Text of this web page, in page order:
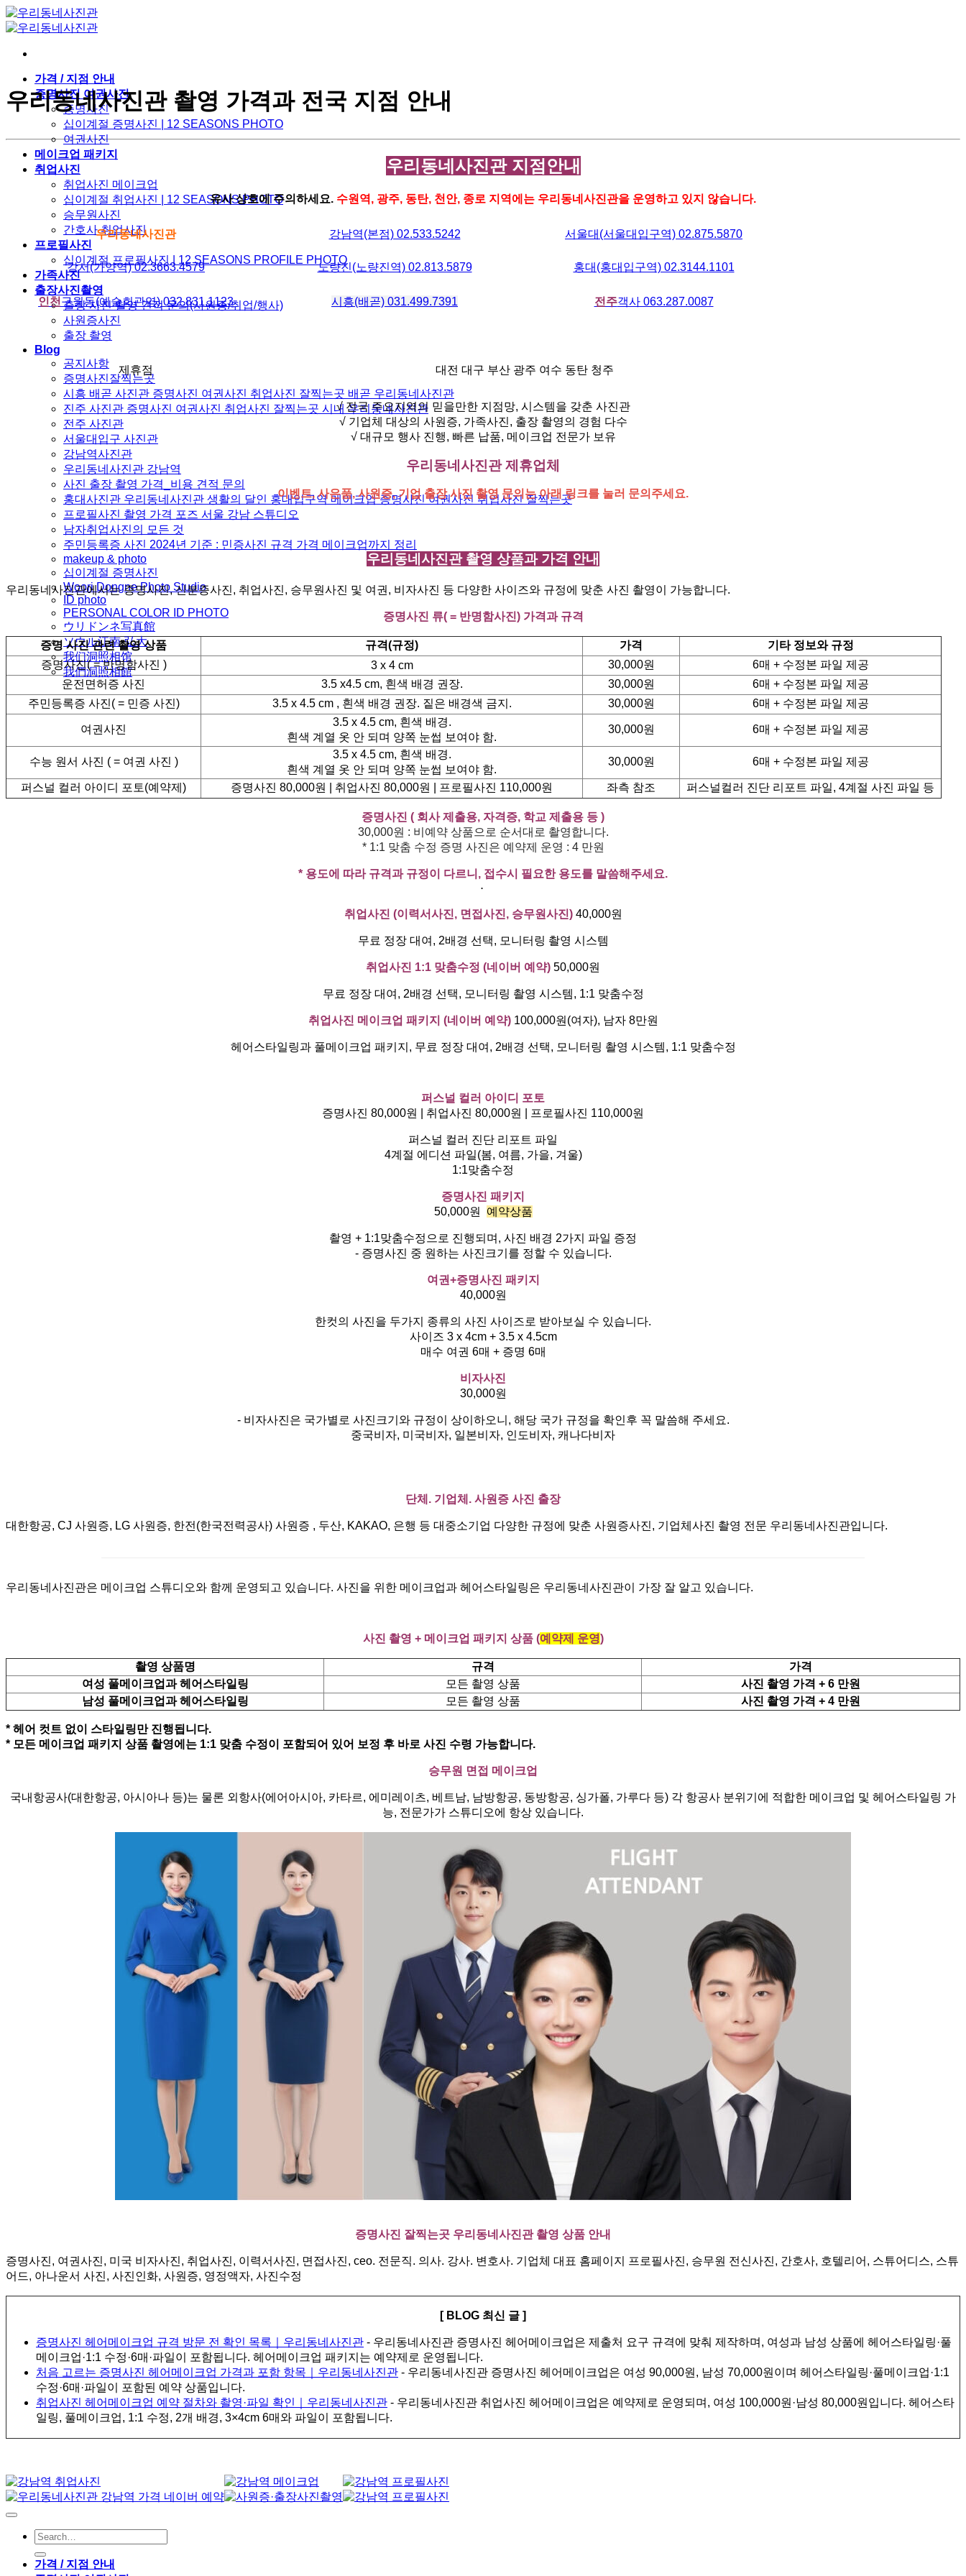
Skip
to
content
가격 / 지점 안내
증명사진 여권사진
증명사진
십이계절 증명사진 | 12 SEASONS PHOTO
여권사진
메이크업 패키지
취업사진
취업사진 메이크업
십이계절 취업사진 | 12 SEASONS PHOTO
승무원사진
간호사 취업사진
프로필사진
십이계절 프로필사진 | 12 SEASONS PROFILE PHOTO
가족사진
출장사진촬영
출장 사진 촬영 견적 문의(사원증/취업/행사)
사원증사진
출장 촬영
Blog
공지사항
증명사진잘찍는곳
시흥 배곧 사진관 증명사진 여권사진 취업사진 잘찍는곳 배곧 우리동네사진관
진주 사진관 증명사진 여권사진 취업사진 잘찍는곳 시내 우리동네사진관
전주 사진관
서울대입구 사진관
강남역사진관
우리동네사진관 강남역
사진 출장 촬영 가격_비용 견적 문의
홍대사진관 우리동네사진관 생활의 달인 홍대입구역 메이크업 증명사진 여권사진 취업사진 잘찍는곳
프로필사진 촬영 가격 포즈 서울 강남 스튜디오
남자취업사진의 모든 것
주민등록증 사진 2024년 기준 : 민증사진 규격 가격 메이크업까지 정리
makeup & photo
십이계절 증명사진
Woori Dongne Photo Studio
ID photo
PERSONAL COLOR ID PHOTO
ウリドンネ写真館
ソウル江南·弘大
我们洞照相馆
我們洞照相館
우리동네사진관 촬영 가격과 전국 지점 안내
우리동네사진관 지점안내
유사 상호에 주의하세요. 수원역, 광주, 동탄, 천안, 종로 지역에는 우리동네사진관을 운영하고 있지 않습니다.
우리동네사진관 강남역(본점) 02.533.5242 서울대(서울대입구역) 02.875.5870
강서(가양역) 02.3663.4579 노량진(노량진역) 02.813.5879 홍대(홍대입구역) 02.3144.1101
인천 구월동(예술회관역) 032.831.1123 시흥(배곧) 031.499.7391 전주객사 063.287.0087
제휴점 대전 대구 부산 광주 여수 동탄 청주
√ 전국 주요지역의 믿을만한 지점망, 시스템을 갖춘 사진관
√ 기업체 대상의 사원증, 가족사진, 출장 촬영의 경험 다수
√ 대규모 행사 진행, 빠른 납품, 메이크업 전문가 보유
우리동네사진관 제휴업체
이벤트, 사은품, 사원증, 기업 출장 사진 촬영 문의는 아래 링크를 눌러 문의주세요.
우리동네사진관 촬영 상품과 가격 안내
우리동네사진관에서는 증명사진, 신분증사진, 취업사진, 승무원사진 및 여권, 비자사진 등 다양한 사이즈와 규정에 맞춘 사진 촬영이 가능합니다.
증명사진 류( = 반명함사진) 가격과 규격
증명 사진 관련 촬영 상품 규격(규정) 가격
기타 정보와 규정
증명사진( = 반명함사진 )
3 x 4 cm 30,000원
6매 + 수정본 파일 제공
운전면허증 사진
3.5 x4.5 cm, 흰색 배경 권장. 30,000원
6매 + 수정본 파일 제공
주민등록증 사진( = 민증 사진)
3.5 x 4.5 cm , 흰색 배경 권장. 짙은 배경색 금지. 30,000원 6매 + 수정본 파일 제공
여권사진
3.5 x 4.5 cm, 흰색 배경.
흰색 계열 옷 안 되며 양쪽 눈썹 보여야 함.
30,000원 6매 + 수정본 파일 제공
수능 원서 사진 ( = 여권 사진 )
3.5 x 4.5 cm, 흰색 배경.
흰색 계열 옷 안 되며 양쪽 눈썹 보여야 함.
30,000원 6매 + 수정본 파일 제공
퍼스널 컬러 아이디 포토(예약제) 증명사진 80,000원 | 취업사진 80,000원 | 프로필사진 110,000원 좌측 참조 퍼스널컬러 진단 리포트 파일, 4계절 사진 파일 등
증명사진 ( 회사 제출용, 자격증, 학교 제출용 등 )
30,000원 : 비예약 상품으로 순서대로 촬영합니다.
* 1:1 맞춤 수정 증명 사진은 예약제 운영 : 4 만원
* 용도에 따라 규격과 규정이 다르니, 접수시 필요한 용도를 말씀해주세요.
⋅
취업사진 (이력서사진, 면접사진, 승무원사진) 40,000원
무료 정장 대여, 2배경 선택, 모니터링 촬영 시스템
취업사진 1:1 맞춤수정 (네이버 예약) 50,000원
무료 정장 대여, 2배경 선택, 모니터링 촬영 시스템, 1:1 맞춤수정
취업사진 메이크업 패키지 (네이버 예약) 100,000원(여자), 남자 8만원
헤어스타일링과 풀메이크업 패키지, 무료 정장 대여, 2배경 선택, 모니터링 촬영 시스템, 1:1 맞춤수정
퍼스널 컬러 아이디 포토
증명사진 80,000원 | 취업사진 80,000원 | 프로필사진 110,000원
퍼스널 컬러 진단 리포트 파일
4계절 에디션 파일(봄, 여름, 가을, 겨울)
1:1맞춤수정
증명사진 패키지
50,000원 예약상품
촬영 + 1:1맞춤수정으로 진행되며, 사진 배경 2가지 파일 증정
- 증명사진 중 원하는 사진크기를 정할 수 있습니다.
여권+증명사진 패키지
40,000원
한컷의 사진을 두가지 종류의 사진 사이즈로 받아보실 수 있습니다.
사이즈 3 x 4cm + 3.5 x 4.5cm
매수 여권 6매 + 증명 6매
비자사진
30,000원
- 비자사진은 국가별로 사진크기와 규정이 상이하오니, 해당 국가 규정을 확인후 꼭 말씀해 주세요.
중국비자, 미국비자, 일본비자, 인도비자, 캐나다비자
단체. 기업체. 사원증 사진 출장
대한항공, CJ 사원증, LG 사원증, 한전(한국전력공사) 사원증 , 두산, KAKAO, 은행 등 대중소기업 다양한 규정에 맞춘 사원증사진, 기업체사진 촬영 전문 우리동네사진관입니다.
우리동네사진관은 메이크업 스튜디오와 함께 운영되고 있습니다. 사진을 위한 메이크업과 헤어스타일링은 우리동네사진관이 가장 잘 알고 있습니다.
사진 촬영 + 메이크업 패키지 상품 (예약제 운영)
촬영 상품명 규격
가격
여성 풀메이크업과 헤어스타일링
모든 촬영 상품
사진 촬영 가격 + 6 만원
남성 풀메이크업과 헤어스타일링
모든 촬영 상품 사진 촬영 가격 + 4 만원
* 헤어 컷트 없이 스타일링만 진행됩니다.
* 모든 메이크업 패키지 상품 촬영에는 1:1 맞춤 수정이 포함되어 있어 보정 후 바로 사진 수령 가능합니다.
승무원 면접 메이크업
국내항공사(대한항공, 아시아나 등)는 물론 외항사(에어아시아, 카타르, 에미레이츠, 베트남, 남방항공, 동방항공, 싱가폴, 가루다 등) 각 항공사 분위기에 적합한 메이크업 및 헤어스타일링 가
능, 전문가가 스튜디오에 항상 있습니다.
증명사진 잘찍는곳 우리동네사진관 촬영 상품 안내
증명사진, 여권사진, 미국 비자사진, 취업사진, 이력서사진, 면접사진, ceo. 전문직. 의사. 강사. 변호사. 기업체 대표 홈페이지 프로필사진, 승무원 전신사진, 간호사, 호텔리어, 스튜어디스, 스튜
어드, 아나운서 사진, 사진인화, 사원증, 영정액자, 사진수정
[ BLOG 최신 글 ]
증명사진 헤어메이크업 규격 방문 전 확인 목록｜우리동네사진관 - 우리동네사진관 증명사진 헤어메이크업은 제출처 요구 규격에 맞춰 제작하며, 여성과 남성 상품에 헤어스타일링·풀
메이크업·1:1 수정·6매·파일이 포함됩니다. 헤어메이크업 패키지는 예약제로 운영됩니다.
처음 고르는 증명사진 헤어메이크업 가격과 포함 항목｜우리동네사진관 - 우리동네사진관 증명사진 헤어메이크업은 여성 90,000원, 남성 70,000원이며 헤어스타일링·풀메이크업·1:1
수정·6매·파일이 포함된 예약 상품입니다.
취업사진 헤어메이크업 예약 절차와 촬영·파일 확인｜우리동네사진관 - 우리동네사진관 취업사진 헤어메이크업은 예약제로 운영되며, 여성 100,000원·남성 80,000원입니다. 헤어스타
일링, 풀메이크업, 1:1 수정, 2개 배경, 3×4cm 6매와 파일이 포함됩니다.
가격 / 지점 안내